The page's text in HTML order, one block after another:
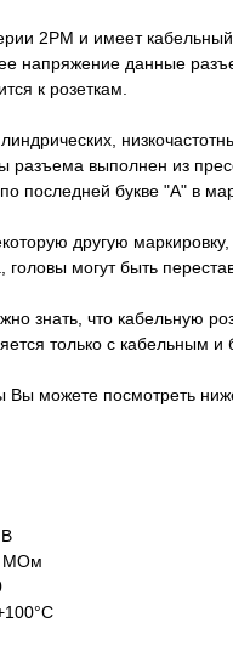
2РМ и имеет кабельный
напряжение данные
к розеткам.
разъема выполнен из
последней букве "А" в
другую
могут быть
знать, что кабельную
только с кабельным
Вы можете посмотреть
МОм